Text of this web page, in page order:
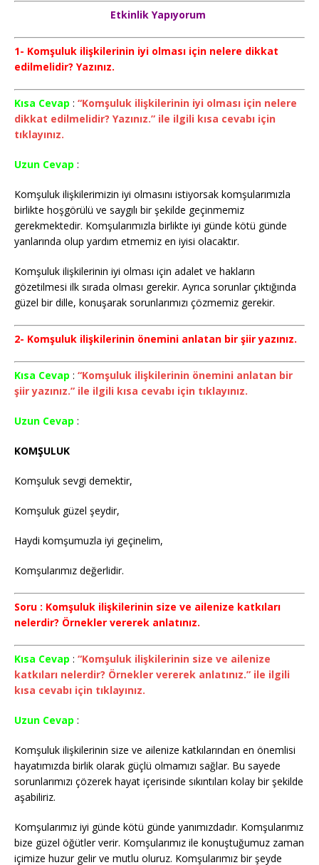
Etkinlik Yapıyorum
1- Komşuluk ilişkilerinin iyi olması için nelere dikkat
edilmelidir? Yazınız.
Kısa Cevap : “Komşuluk ilişkilerinin iyi olması için nelere
dikkat edilmelidir? Yazınız.” ile ilgili kısa cevabı için
tıklayınız.
Uzun Cevap :
Komşuluk ilişkilerimizin iyi olmasını istiyorsak komşularımızla
birlikte hoşgörülü ve saygılı bir şekilde geçinmemiz
gerekmektedir. Komşularımızla birlikte iyi günde kötü günde
yanlarında olup yardım etmemiz en iyisi olacaktır.
Komşuluk ilişkilerinin iyi olması için adalet ve hakların
gözetilmesi ilk sırada olması gerekir. Ayrıca sorunlar çıktığında
güzel bir dille, konuşarak sorunlarımızı çözmemiz gerekir.
2- Komşuluk ilişkilerinin önemini anlatan bir şiir yazınız.
Kısa Cevap : “Komşuluk ilişkilerinin önemini anlatan bir
şiir yazınız.” ile ilgili kısa cevabı için tıklayınız.
Uzun Cevap :
KOMŞULUK
Komşuluk sevgi demektir,
Komşuluk güzel şeydir,
Haydi komşumuzla iyi geçinelim,
Komşularımız değerlidir.
Soru : Komşuluk ilişkilerinin size ve ailenize katkıları
nelerdir? Örnekler vererek anlatınız.
Kısa Cevap : “Komşuluk ilişkilerinin size ve ailenize
katkıları nelerdir? Örnekler vererek anlatınız.” ile ilgili
kısa cevabı için tıklayınız.
Uzun Cevap :
Komşuluk ilişkilerinin size ve ailenize katkılarından en önemlisi
hayatımızda birlik olarak güçlü olmamızı sağlar. Bu sayede
sorunlarımızı çözerek hayat içerisinde sıkıntıları kolay bir şekilde
aşabiliriz.
Komşularımız iyi günde kötü günde yanımızdadır. Komşularımız
bize güzel öğütler verir. Komşularımız ile konuştuğumuz zaman
içimize huzur gelir ve mutlu oluruz. Komşularımız bir şeyde